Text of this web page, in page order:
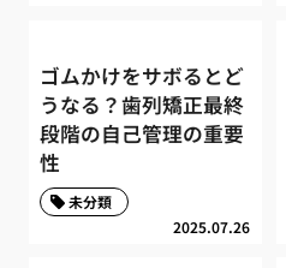
ゴムかけをサボるとど
うなる？歯列矯正最終
段階の自己管理の重要
性
2025.07.26
未分類